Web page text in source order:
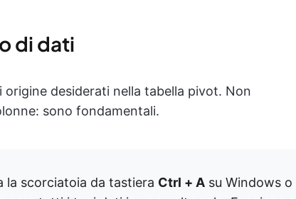
di dati
desiderati nella tabella pivot. Non
sono fondamentali.
la scorciatoia da tastiera Ctrl + A su Windows o